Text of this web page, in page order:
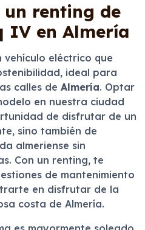
un renting de
IV en Almería
vehículo eléctrico que
ideal para
calles de Almería. Optar
en nuestra ciudad
de disfrutar de un
sino también de
almeriense sin
Con un renting, te
de mantenimiento
en disfrutar de la
costa de Almería.